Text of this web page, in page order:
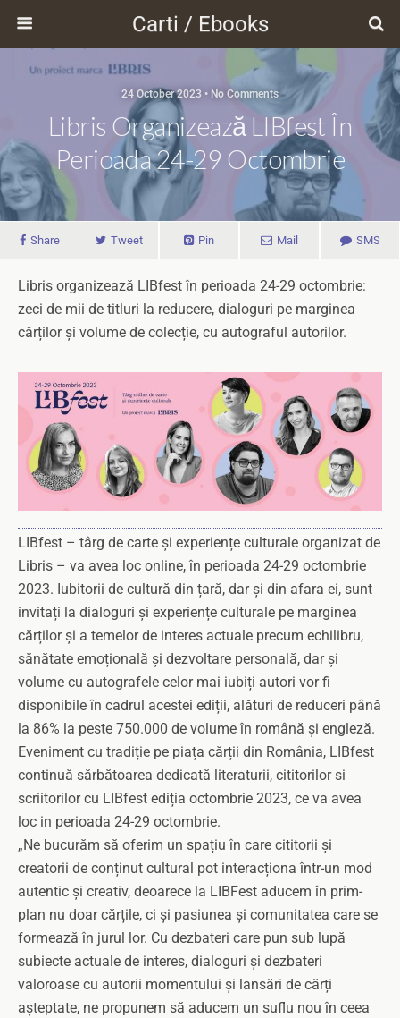
Carti / Ebooks
24 October 2023 • No Comments
Libris Organizează LIBfest În
Perioada 24-29 Octombrie
Share Tweet Pin Mail SMS
Libris organizează LIBfest în perioada 24-29 octombrie:
zeci de mii de titluri la reducere, dialoguri pe marginea
cărților și volume de colecție, cu autograful autorilor.
LIBfest – târg de carte și experiențe culturale organizat de
Libris – va avea loc online, în perioada 24-29 octombrie
2023. Iubitorii de cultură din țară, dar și din afara ei, sunt
invitați la dialoguri și experiențe culturale pe marginea
cărților și a temelor de interes actuale precum echilibru,
sănătate emoțională și dezvoltare personală, dar și
volume cu autografele celor mai iubiți autori vor fi
disponibile în cadrul acestei ediții, alături de reduceri până
la 86% la peste 750.000 de volume în română și engleză.
Eveniment cu tradiție pe piața cărții din România, LIBfest
continuă sărbătoarea dedicată literaturii, cititorilor si
scriitorilor cu LIBfest ediția octombrie 2023, ce va avea
loc in perioada 24-29 octombrie.
„Ne bucurăm să oferim un spațiu în care cititorii și
creatorii de conținut cultural pot interacționa într-un mod
autentic și creativ, deoarece la LIBFest aducem în prim-
plan nu doar cărțile, ci și pasiunea și comunitatea care se
formează în jurul lor. Cu dezbateri care pun sub lupă
subiecte actuale de interes, dialoguri și dezbateri
valoroase cu autorii momentului și lansări de cărți
așteptate, ne propunem să aducem un suflu nou în ceea